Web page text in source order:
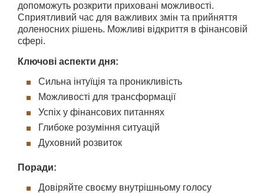
допоможуть розкрити приховані можливості.
Сприятливий час для важливих змін та прийняття
доленосних рішень. Можливі відкриття в фінансовій
сфері.
Ключові аспекти дня:
Сильна інтуїція та проникливість
Можливості для трансформації
Успіх у фінансових питаннях
Глибоке розуміння ситуацій
Духовний розвиток
Поради:
Довіряйте своєму внутрішньому голосу